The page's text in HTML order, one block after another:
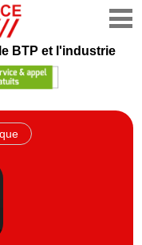
BTP et l'industrie